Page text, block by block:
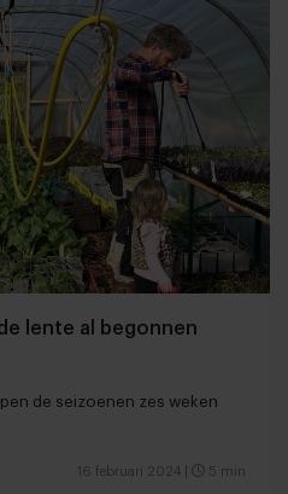
lente al begonnen
de seizoenen zes weken
16 februari 2024 5 min